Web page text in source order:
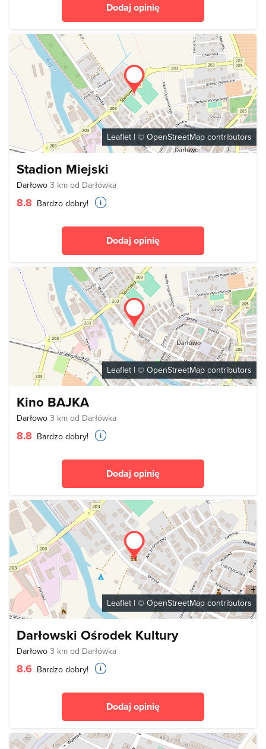
Dodaj opinię
Leaflet | © OpenStreetMap contributors
Stadion Miejski
Darłowo 3 km od Darłówka
8.8 Bardzo dobry!
Dodaj opinię
Leaflet | © OpenStreetMapcontributors
Kino BAJKA
Darłowo 3 km od Darłówka
8.8 Bardzo dobry!
Dodaj opinię
Leaflet | © OpenStreetMap contributors
Darłowski Ośrodek Kultury
Darłowo 3 km od Darłówka
8.6 Bardzo dobry!
Dodaj opinię